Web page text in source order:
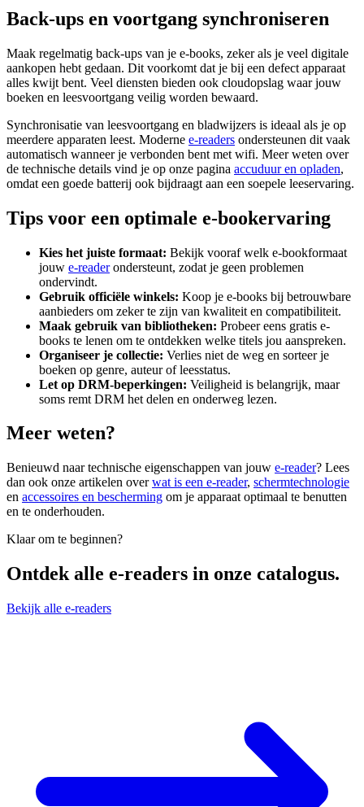
Back-ups en voortgang synchroniseren
Maak regelmatig back-ups van je e-books, zeker als je veel digitale
aankopen hebt gedaan. Dit voorkomt dat je bij een defect apparaat
alles kwijt bent. Veel diensten bieden ook cloudopslag waar jouw
boeken en leesvoortgang veilig worden bewaard.
Synchronisatie van leesvoortgang en bladwijzers is ideaal als je op
meerdere apparaten leest. Moderne e-readers ondersteunen dit vaak
automatisch wanneer je verbonden bent met wifi. Meer weten over
de technische details vind je op onze pagina accuduur en opladen,
omdat een goede batterij ook bijdraagt aan een soepele leeservaring.
Tips voor een optimale e-bookervaring
Kies het juiste formaat: Bekijk vooraf welk e-bookformaat
jouw e-readerondersteunt, zodat je geen problemen
ondervindt.
Gebruik officiële winkels: Koop je e-books bij betrouwbare
aanbieders om zeker te zijn van kwaliteit en compatibiliteit.
Maak gebruik van bibliotheken: Probeer eens gratis e-
books te lenen om te ontdekken welke titels jou aanspreken.
Organiseer je collectie: Verlies niet de weg en sorteer je
boeken op genre, auteur of leesstatus.
Let op DRM-beperkingen: Veiligheid is belangrijk, maar
soms remt DRM het delen en onderweg lezen.
Meer weten?
Benieuwd naar technische eigenschappen van jouw e-reader? Lees
dan ook onze artikelen overwat is een e-reader, schermtechnologie
en accessoires en bescherming om je apparaat optimaal te benutten
en te onderhouden.
Klaar om te beginnen?
Ontdek alle e-readers in onze catalogus.
Bekijk alle e-readers